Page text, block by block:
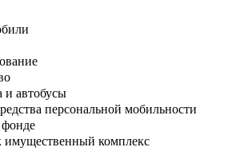
и автобусы
персональной мобильности
имущественный комплекс